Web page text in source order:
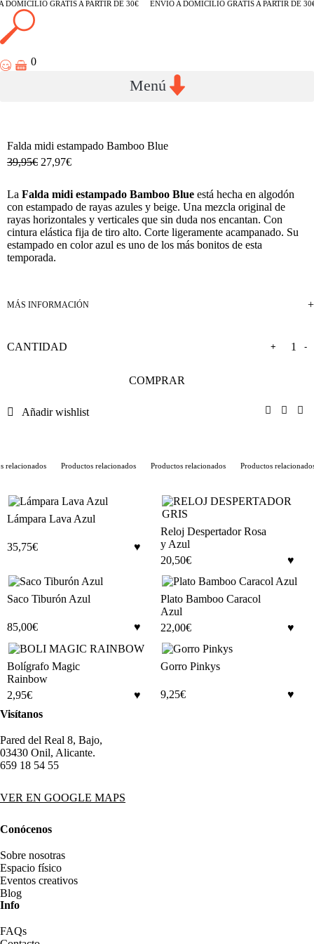
DOMICILIO GRATIS A PARTIR DE 30€ ENVÍO A DOMICILIO GRATIS A PARTIR DE
0
Falda midi estampado Bamboo Blue
39,95€ 27,97€
La Falda midi estampado Bamboo Blue está hecha en algodón
con estampado de rayas azules y beige. Una mezcla original de
rayas horizontales y verticales que sin duda nos encantan. Con
cintura elástica fija de tiro alto. Corte ligeramente acampanado. Su
estampado en color azul es uno de los más bonitos de esta
temporada.
-
+
COMPRAR
Añadir wishlist
relacionados Productos relacionados Productos relacionados Productos relacionados
Lámpara Lava Azul
35,75€
Reloj Despertador Rosa
y Azul
20,50€
Saco Tiburón Azul
85,00€
Plato Bamboo Caracol
Azul
22,00€
Bolígrafo Magic
Rainbow
2,95€
Gorro Pinkys
9,25€
Visítanos
Pared del Real 8, Bajo,
03430 Onil, Alicante.
659 18 54 55
VER EN GOOGLE MAPS
Conócenos
Sobre nosotras
Espacio físico
Eventos creativos
Blog
Info
FAQs